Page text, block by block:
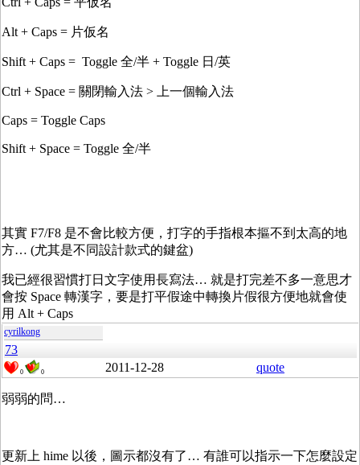
Alt + Caps = 片仮名
Shift + Caps = Toggle 全/半 + Toggle 日/英
Ctrl + Space = 關閉輸入法 > 上一個輸入法
Caps = Toggle Caps
Shift + Space = Toggle 全/半
其實 F7/F8 是不會比較方便，打字的手指根本摳不到太高的地
方… (尤其是不同設計款式的鍵盆)
我已經很習慣打日文字使用長寫法… 就是打完差不多一意思才
會按 Space 轉漢字，要是打平假途中轉換片假很方便地就會使
用 Alt + Caps
cyrilkong
73
0 0 2011-12-28 quote
弱弱的問…
更新上 hime 以後，圖示都沒有了… 有誰可以指示一下怎麼設定